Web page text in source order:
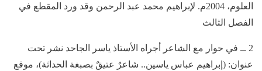
العلوم، 2004م. لإبراهيم محمد عبد الرحمن وقد ورد المقطع في
الفصل الثالث
2 ــ في حوار مع الشاعر أجراه الأستاذ ياسر الجاحد نشر تحت
عنوان: (إبراهيم عباس ياسين.. شاعرٌ عتيقٌ بصبغة الحداثة)، موقع